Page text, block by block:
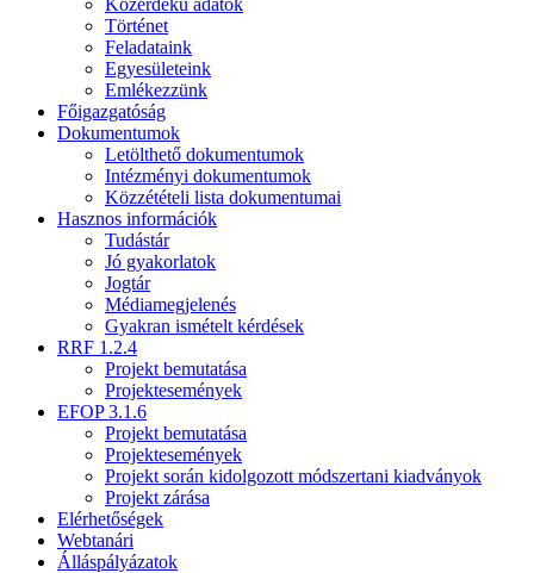
Közérdekű adatok
Történet
Feladataink
Egyesületeink
Emlékezzünk
Főigazgatóság
Dokumentumok
Letölthető dokumentumok
Intézményi dokumentumok
Közzétételi lista dokumentumai
Hasznos információk
Tudástár
Jó gyakorlatok
Jogtár
Médiamegjelenés
Gyakran ismételt kérdések
RRF 1.2.4
Projekt bemutatása
Projektesemények
EFOP 3.1.6
Projekt bemutatása
Projektesemények
Projekt során kidolgozott módszertani kiadványok
Projekt zárása
Elérhetőségek
Webtanári
Álláspályázatok